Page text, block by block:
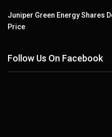
Juniper Green Energy Shares
Price
Follow Us On Facebook